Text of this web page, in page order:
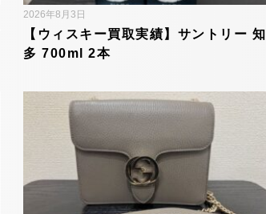
【ウィスキー買取実績】サントリー 知
多 700ml 2本
2026年8月3日